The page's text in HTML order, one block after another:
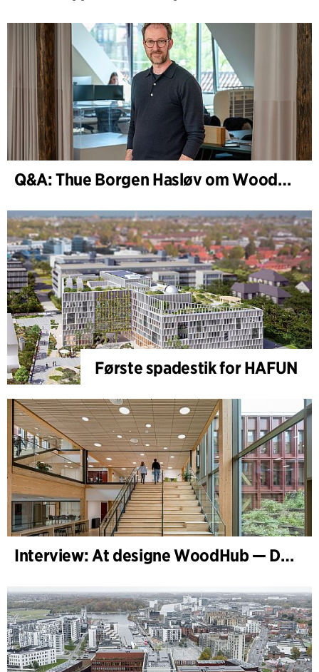
Q&A: Thue Borgen Hasløv om WoodHub
Første spadestik for HAFUN
Interview: At designe WoodHub — Danmarks største træbyggeri